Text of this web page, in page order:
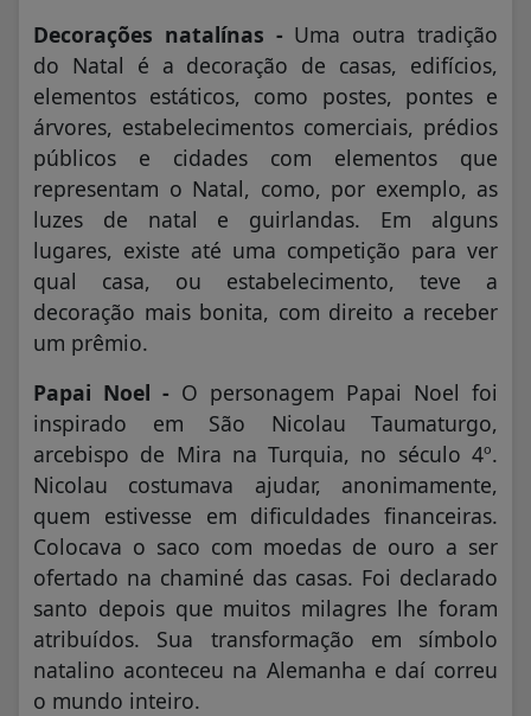
Decorações natalínas - Uma outra tradição
do Natal é a decoração de casas, edifícios,
elementos estáticos, como postes, pontes e
árvores, estabelecimentos comerciais, prédios
públicos e cidades com elementos que
representam o Natal, como, por exemplo, as
luzes de natal e guirlandas. Em alguns
lugares, existe até uma competição para ver
qual casa, ou estabelecimento, teve a
decoração mais bonita, com direito a receber
um prêmio.
Papai Noel - O personagem Papai Noel foi
inspirado em São Nicolau Taumaturgo,
arcebispo de Mira na Turquia, no século 4º.
Nicolau costumava ajudar, anonimamente,
quem estivesse em dificuldades financeiras.
Colocava o saco com moedas de ouro a ser
ofertado na chaminé das casas. Foi declarado
santo depois que muitos milagres lhe foram
atribuídos. Sua transformação em símbolo
natalino aconteceu na Alemanha e daí correu
o mundo inteiro.